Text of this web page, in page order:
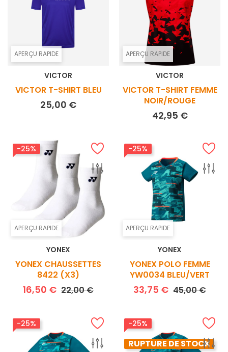
APERÇU RAPIDE
VICTOR
VICTOR T-SHIRT BLEU
25,00 €Prix
APERÇU RAPIDE
VICTOR
VICTOR T-SHIRT FEMME
NOIR/ROUGE
42,95 €Prix
APERÇU RAPIDE
-25%
YONEX
YONEX CHAUSSETTES
8422 (X3)
16,50 € Prix de base
22,00 €Prix
APERÇU RAPIDE
-25%
YONEX
YONEX POLO FEMME
YW0034 BLEU/VERT
33,75 € Prix de base
45,00 €Prix
-25% -25%
RUPTURE DE STOCK